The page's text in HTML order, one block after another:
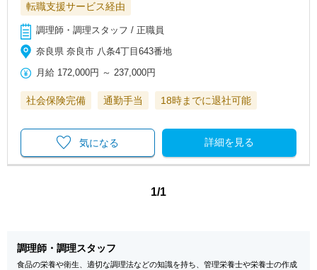
転職支援サービス経由
調理師・調理スタッフ / 正職員
奈良県 奈良市 八条4丁目643番地
月給 172,000円 ～237,000円
社会保険完備 通勤手当 18時までに退社可能
詳細を見る
気になる
1/1
調理師・調理スタッフ
食品の栄養や衛生、適切な調理法などの知識を持ち、管理栄養士や栄養士の作成